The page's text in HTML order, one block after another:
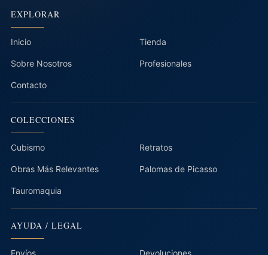
EXPLORAR
Inicio Tienda
Sobre Nosotros Profesionales
Contacto
COLECCIONES
Cubismo Retratos
Obras Más Relevantes Palomas de Picasso
Tauromaquia
AYUDA / LEGAL
Envíos Devoluciones